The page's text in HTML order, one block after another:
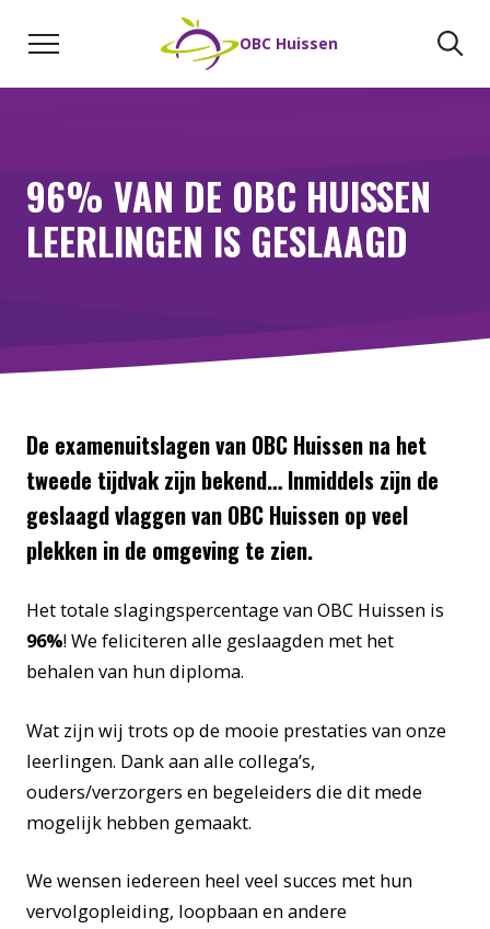
OBC Huissen
96% VAN DE OBC HUISSEN
LEERLINGEN IS GESLAAGD
De examenuitslagen van OBC Huissen na het
tweede tijdvak zijn bekend… Inmiddels zijn de
geslaagd vlaggen van OBC Huissen op veel
plekken in de omgeving te zien.
Het totale slagingspercentage van OBC Huissen is
96%! We feliciteren alle geslaagden met het
behalen van hun diploma.
Wat zijn wij trots op de mooie prestaties van onze
leerlingen. Dank aan alle collega’s,
ouders/verzorgers en begeleiders die dit mede
mogelijk hebben gemaakt.
We wensen iedereen heel veel succes met hun
vervolgopleiding, loopbaan en andere